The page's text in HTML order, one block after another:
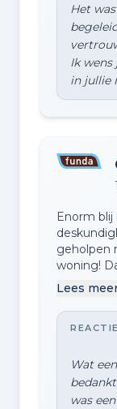
Het
Ik
Enorm
geholpen
woning!
altijd
woning!
Lees
Wat
was